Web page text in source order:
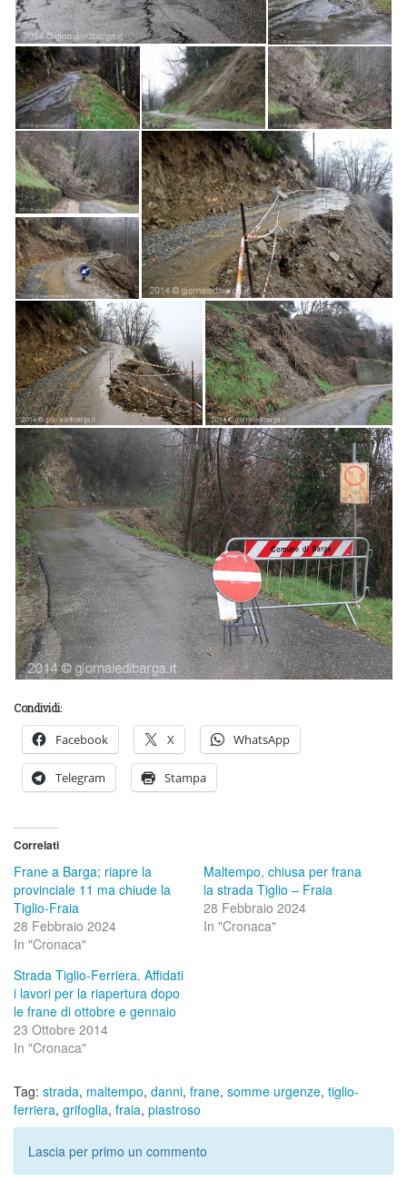
Condividi:
Facebook X WhatsApp
Telegram Stampa
Correlati
Frane a Barga; riapre la
provinciale 11 ma chiude la
Tiglio-Fraia
28 Febbraio 2024
In "Cronaca"
Maltempo, chiusa per frana
la strada Tiglio – Fraia
28 Febbraio 2024
In "Cronaca"
Strada Tiglio-Ferriera. Affidati
i lavori per la riapertura dopo
le frane di ottobre e gennaio
23 Ottobre 2014
In "Cronaca"
Tag: strada, maltempo, danni, frane, somme urgenze, tiglio-
ferriera, grifoglia, fraia, piastroso
Lascia per primo un commento